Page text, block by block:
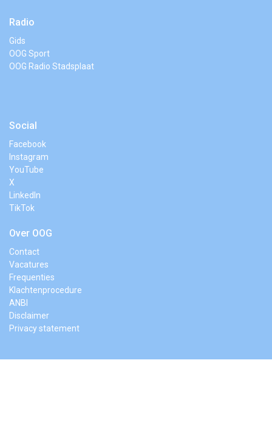
Radio
Gids
OOG Sport
OOG Radio Stadsplaat
Social
Facebook
Instagram
YouTube
X
LinkedIn
TikTok
Over OOG
Contact
Vacatures
Frequenties
Klachtenprocedure
ANBI
Disclaimer
Privacy statement